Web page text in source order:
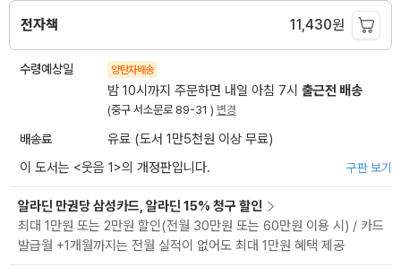
전자책 11,430원
수령예상일 양탄자배송
밤 10시까지 주문하면 내일 아침 7시 출근전 배송
(중구 서소문로 89-31 ) 변경
배송료
유료 (도서 1만5천원 이상 무료)
이 도서는 <웃음 1>의 개정판입니다. 구판 보기
알라딘 만권당 삼성카드, 알라딘 15% 청구 할인
최대 1만원 또는 2만원 할인(전월 30만원 또는 60만원 이용 시) / 카드
발급월 +1개월까지는 전월 실적이 없어도 최대 1만원 혜택 제공